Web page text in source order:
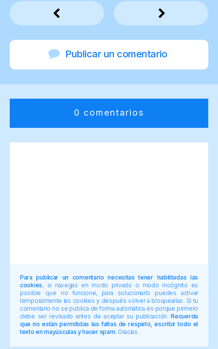
Publicar un comentario
0 comentarios
Para publicar un comentario necesitas tener habilitadas las
cookies , si navegas en modo privado o modo incógnito es
posible que no funcione, para solucionarlo puedes activar
temporalmente las cookies y después volver a bloquearlas. Si tu
comentario no se publica de forma automática es porque primero
debe ser revisado antes de aceptar su publicación.Recuerda
que no están permitidas las faltas de respeto, escribir todo el
texto en mayúsculas y hacer spam. Gracias.